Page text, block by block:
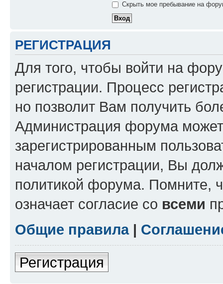
Скрыть мое пребывание на
РЕГИСТРАЦИЯ
Для того, чтобы войти на
регистрации. Процесс
но позволит Вам получить
Администрация форума может
зарегистрированным
началом регистрации, Вы
политикой форума. Помните,
означает согласие со всеми
Общие правила|
Регистрация